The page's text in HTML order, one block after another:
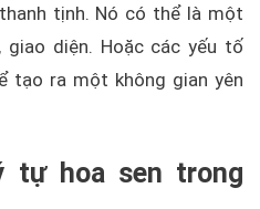
tịnh. Nó có thể là một
giao diện. Hoặc các yếu tố
ra một không gian yên
tự hoa sen trong